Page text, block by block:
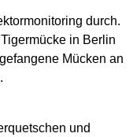
durch.
in Berlin
Mücken an
und